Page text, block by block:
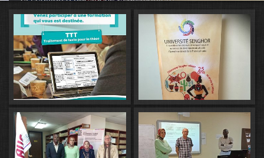
plus générale pour tout document long
nécessitant le respect d’une
homogénéité de mise en page et
d’obligations éditoriales. Outre la
manipulation d’une feuille de style
existante, être capable d’en créer une
nouvelle et de l’enregistrer sous forme
de modèle. Cette formation portera
aussi sur tout ce qui doit accompagner
un document de type universitaire :
appareil critique, table des matières,
sommaire, index…
(https://www.molon.fr/TTT/index.html)